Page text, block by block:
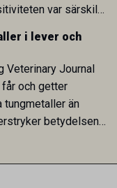
var särskilt
till bland
visar att hästarna
men inte att de
bidrar till
i lever och
Journal
och getter
tungmetaller än
betydelsen